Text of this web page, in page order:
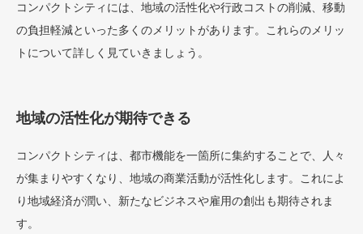
コンパクトシティには、地域の活性化や行政コストの削減、移動
の負担軽減といった多くのメリットがあります。これらのメリッ
トについて詳しく見ていきましょう。
地域の活性化が期待できる
コンパクトシティは、都市機能を一箇所に集約することで、人々
が集まりやすくなり、地域の商業活動が活性化します。これによ
り地域経済が潤い、新たなビジネスや雇用の創出も期待されま
す。